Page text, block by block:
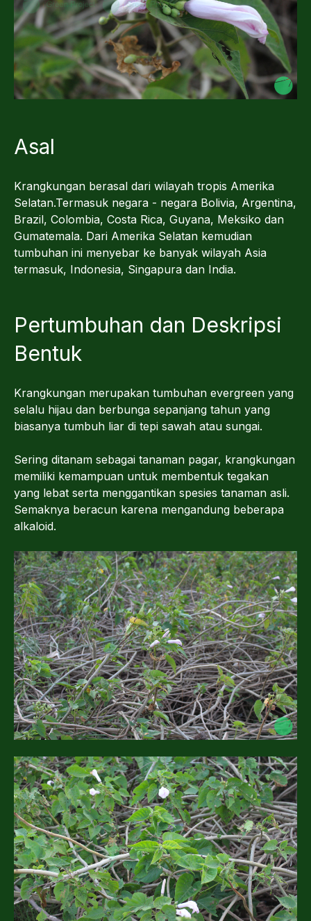
Asal
Krangkungan berasal dari wilayah tropis Amerika
Selatan.Termasuk negara - negara Bolivia, Argentina,
Brazil, Colombia, Costa Rica, Guyana, Meksiko dan
Gumatemala. Dari Amerika Selatan kemudian
tumbuhan ini menyebar ke banyak wilayah Asia
termasuk, Indonesia, Singapura dan India.
Pertumbuhan dan Deskripsi
Bentuk
Krangkungan merupakan tumbuhan evergreen yang
selalu hijau dan berbunga sepanjang tahun yang
biasanya tumbuh liar di tepi sawah atau sungai.
Sering ditanam sebagai tanaman pagar, krangkungan
memiliki kemampuan untuk membentuk tegakan
yang lebat serta menggantikan spesies tanaman asli.
Semaknya beracun karena mengandung beberapa
alkaloid.